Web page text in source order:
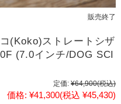
販売終了
(Koko)ストレートシザ
(7.0インチ/DOG SCI
定価: ¥64,900(税込)
価格: ¥41,300(税込 ¥45,430)